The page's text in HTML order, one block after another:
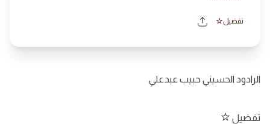
تفضيل
الرادود الحسيني حبيب عبدعلي
تفضيل